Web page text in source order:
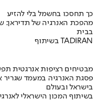
כך תחסכו בחשמל בלי להזיע
מהפכת האנרגיה של תדיראן:
בבית
בשיתוף TADIRAN
מבטיחים רציפות אנרגטית
פסגת האנרגיה במעמד שגריר
בישראל ובעולם
בשיתוף המכון הישראלי